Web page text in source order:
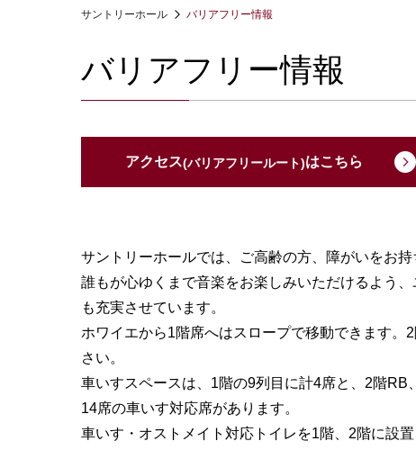
サントリーホール バリアフリー情報
バリアフリー情報
アクセス(バリアフリールート)はこちら
サントリーホールでは、ご高齢の方、障がいをお持
誰もが心ゆくまで音楽をお楽しみいただけるよう
も充実させています。
ホワイエから1階席へはスロープで移動できます。
さい。
車いすスペースは、1階の9列目に計4席と、2階RB
14席の車いす対応席があります。
車いす・オストメイト対応トイレを1階、2階に設